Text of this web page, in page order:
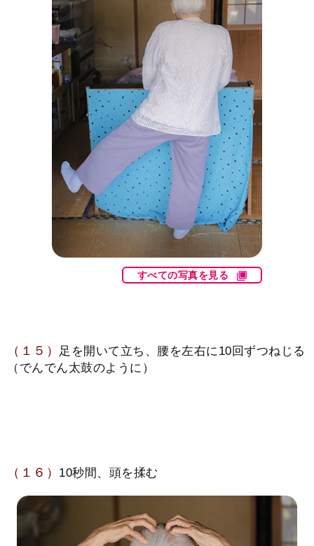
すべての写真を見る
（１５）
足を開いて立ち、腰を左右に10回ずつねじる
（でんでん太鼓のように）
（１６） 10秒間、頭を揉む